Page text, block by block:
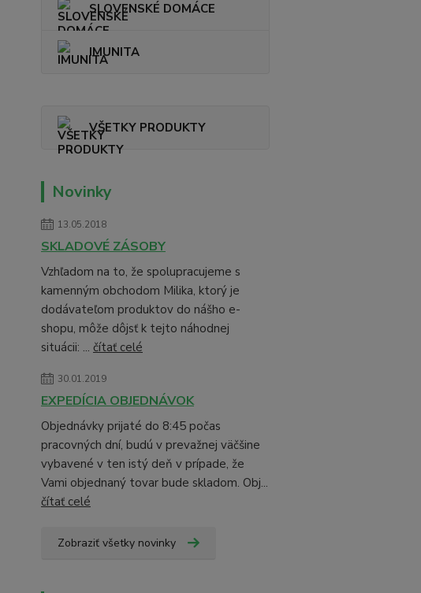
SLOVENSKÉ DOMÁCE
IMUNITA
VŠETKY PRODUKTY
Novinky
13.05.2018
SKLADOVÉ ZÁSOBY
Vzhľadom na to, že spolupracujeme s
kamenným obchodom Milika, ktorý je
dodávateľom produktov do nášho e-
shopu, môže dôjsť k tejto náhodnej
situácii: ... čítať celé
30.01.2019
EXPEDÍCIA OBJEDNÁVOK
Objednávky prijaté do 8:45 počas
pracovných dní, budú v prevažnej väčšine
vybavené v ten istý deň v prípade, že
Vami objednaný tovar bude skladom. Obj...
čítať celé
Zobraziť všetky novinky